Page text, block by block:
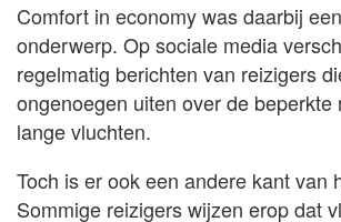
Comfort in economy was daarbij
onderwerp. Op sociale media
regelmatig berichten van reizigers
ongenoegen uiten over de beperkte
lange vluchten.
Toch is er ook een andere kant van
Sommige reizigers wijzen erop dat